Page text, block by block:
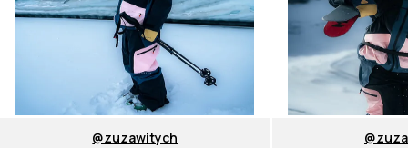
@zuzawitych